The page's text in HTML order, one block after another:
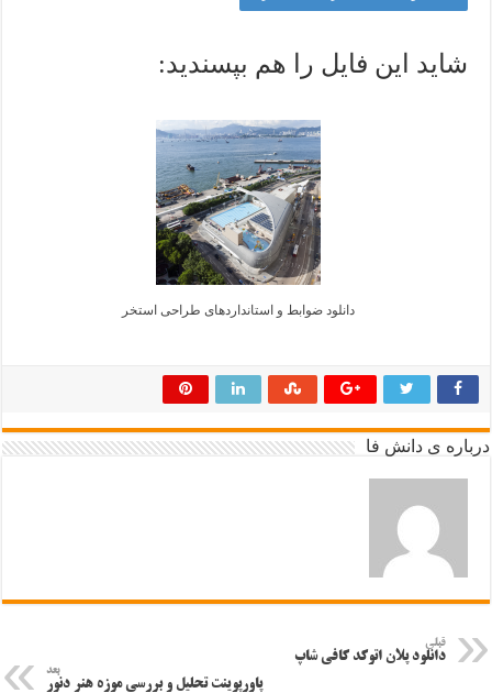
شاید این فایل را هم بپسندید:
دانلود ضوابط و استانداردهای طراحی استخر
درباره ی دانش فا
قبلی
دانلود پلان اتوکد کافی شاپ
بعد
پاورپوینت تحلیل و بررسی موزه هنر دنور